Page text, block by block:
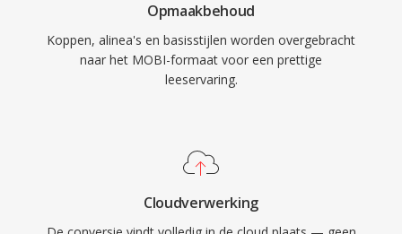
Opmaakbehoud
Koppen, alinea's en basisstijlen worden overgebracht
naar het MOBI-formaat voor een prettige
leeservaring.
Cloudverwerking